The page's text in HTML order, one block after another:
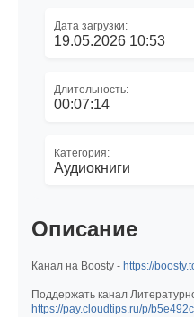
Дата загрузки:
19.05.2026 10:53
Длительность:
00:07:14
Категория:
Аудиокниги
Описание
Канал на Boosty - https://
Поддержать канал
https://pay.cloudtips.ru/p/